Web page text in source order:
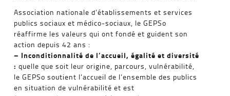
Association nationale d’établissements et services
publics sociaux et médico-sociaux, le GEPSo
réaffirme les valeurs qui ont fondé et guident son
action depuis 42 ans :
– Inconditionnalité de l’accueil, égalité et diversité
: quelle que soit leur origine, parcours, vulnérabilité,
le GEPSo soutient l’accueil de l’ensemble des publics
en situation de vulnérabilité et est